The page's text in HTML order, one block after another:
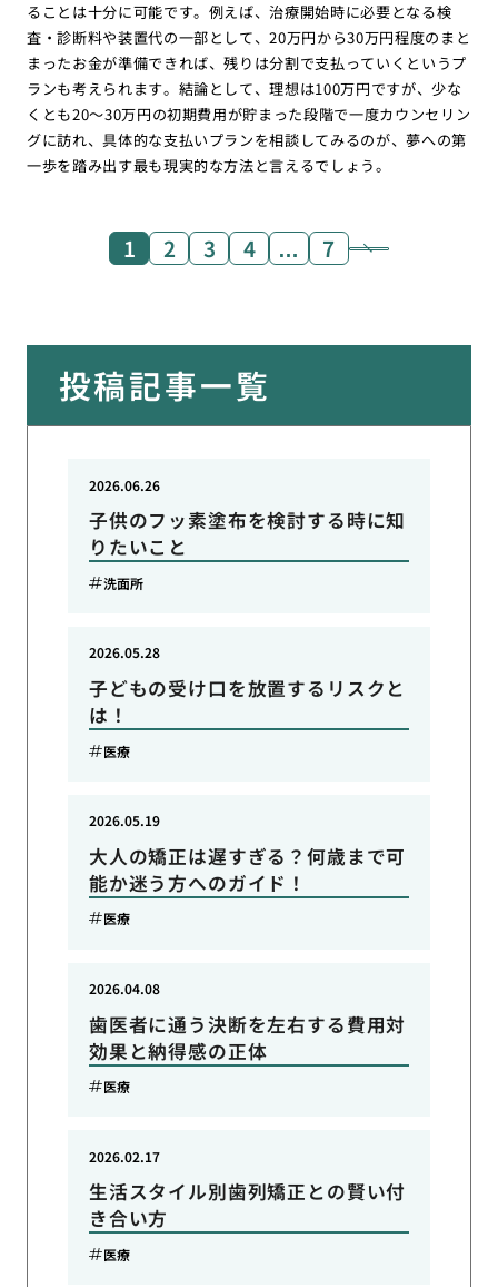
ることは十分に可能です。例えば、治療開始時に必要となる検
査・診断料や装置代の一部として、20万円から30万円程度のまと
まったお金が準備できれば、残りは分割で支払っていくというプ
ランも考えられます。結論として、理想は100万円ですが、少な
くとも20〜30万円の初期費用が貯まった段階で一度カウンセリン
グに訪れ、具体的な支払いプランを相談してみるのが、夢への第
一歩を踏み出す最も現実的な方法と言えるでしょう。
1 2 3 4 … 7
投稿記事一覧
子供のフッ素塗布を検討する時に知
りたいこと
2026.06.26
洗面所
子どもの受け口を放置するリスクと
は！
2026.05.28
医療
大人の矯正は遅すぎる？何歳まで可
能か迷う方へのガイド！
2026.05.19
医療
歯医者に通う決断を左右する費用対
効果と納得感の正体
2026.04.08
医療
生活スタイル別歯列矯正との賢い付
き合い方
2026.02.17
医療